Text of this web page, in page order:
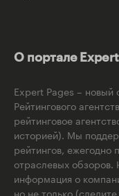
О портале
Expert Pages – новый
Рейтингового
рейтинговое
историей). Мы
рейтингов, ежегодно
отраслевых обзоров.
информация о
но не только